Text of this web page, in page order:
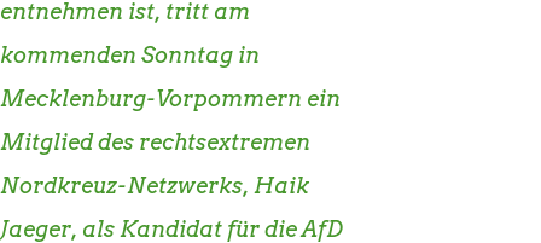
entnehmen ist, tritt am
kommenden Sonntag in
Mecklenburg-Vorpommern ein
Mitglied des rechtsextremen
Nordkreuz-Netzwerks, Haik
Jaeger, als Kandidat für die AfD